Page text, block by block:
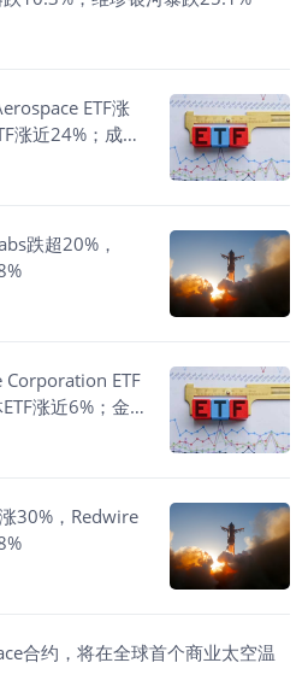
ETF涨
涨近24%；成长
跌超20%，
Corporation ETF
涨近6%；金
30%，Redwire
合约，将在全球首个商业太空温